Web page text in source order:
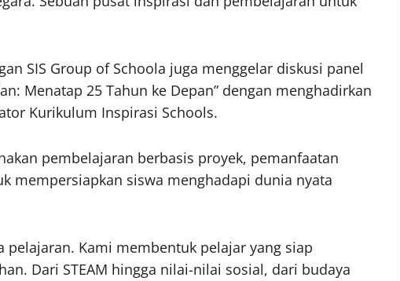
SIS Group of Schoola juga menggelar diskusi panel
Menatap 25 Tahun ke Depan” dengan menghadirkan
Kurikulum Inspirasi Schools.
pembelajaran berbasis proyek, pemanfaatan
mempersiapkan siswa menghadapi dunia nyata
pelajaran. Kami membentuk pelajar yang siap
Dari STEAM hingga nilai-nilai sosial, dari budaya